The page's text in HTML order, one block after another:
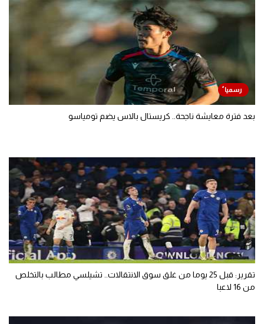
بعد فترة معايشة ناجحة.. كريستال بالاس يضم تومياسو
تقرير: قبل 25 يوما من غلق سوق الانتقالات.. تشيلسي مطالب بالتخلص
من 16 لاعبا